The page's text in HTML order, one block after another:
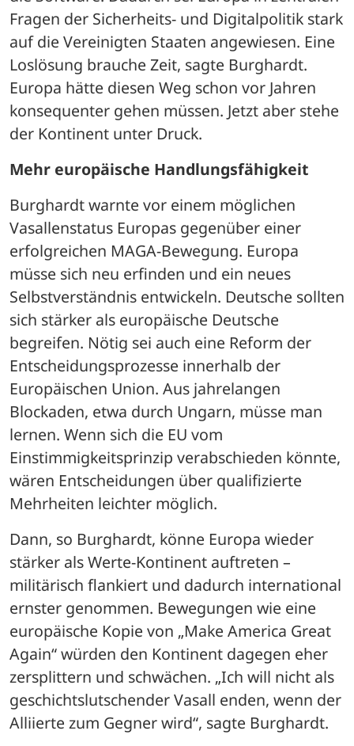
Fragen der Sicherheits- und Digitalpolitik stark
auf die Vereinigten Staaten angewiesen. Eine
Loslösung brauche Zeit, sagte Burghardt.
Europa hätte diesen Weg schon vor Jahren
konsequenter gehen müssen. Jetzt aber stehe
der Kontinent unter Druck.
Mehr europäische Handlungsfähigkeit
Burghardt warnte vor einem möglichen
Vasallenstatus Europas gegenüber einer
erfolgreichen MAGA-Bewegung. Europa
müsse sich neu erfinden und ein neues
Selbstverständnis entwickeln. Deutsche sollten
sich stärker als europäische Deutsche
begreifen. Nötig sei auch eine Reform der
Entscheidungsprozesse innerhalb der
Europäischen Union. Aus jahrelangen
Blockaden, etwa durch Ungarn, müsse man
lernen. Wenn sich die EU vom
Einstimmigkeitsprinzip verabschieden könnte,
wären Entscheidungen über qualifizierte
Mehrheiten leichter möglich.
Dann, so Burghardt, könne Europa wieder
stärker als Werte-Kontinent auftreten –
militärisch flankiert und dadurch international
ernster genommen. Bewegungen wie eine
europäische Kopie von „Make America Great
Again“ würden den Kontinent dagegen eher
zersplittern und schwächen. „Ich will nicht als
geschichtslutschender Vasall enden, wenn der
Alliierte zum Gegner wird“, sagte Burghardt.